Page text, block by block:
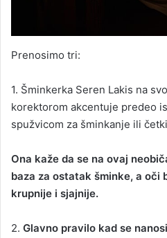
Prenosimo tri:
1. Šminkerka Seren Lakis na
korektorom akcentuje predeo
spužvicom za šminkanje ili
Ona kaže da se na ovaj
baza za ostatak šminke, a oči
krupnije i sjajnije.
2. Glavno pravilo kad se